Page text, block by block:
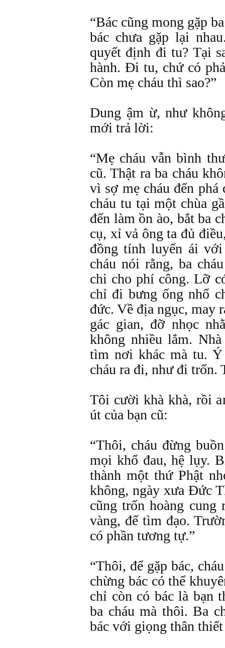
“Bác cũng mong gặp
bác chưa gặp lại
quyết định đi tu? Tại
hành. Ði tu, chứ có
Còn mẹ cháu thì sao?”
Dung ậm ừ, như
mới trả lời:
“Mẹ cháu vẫn bình
cũ. Thật ra ba cháu
vì sợ mẹ cháu đến
cháu tu tại một chùa
đến làm ồn ào, bắt ba
cụ, xỉ vả ông ta đủ
đồng tính luyến ái
cháu nói rằng, ba
chi cho phí công. Lỡ
chỉ đi bưng ống nhổ
đức. Về địa ngục, may
gác gian, đỡ nhọc
không nhiều lắm.
tìm nơi khác mà tu.
cháu ra đi, như đi trốn.
Tôi cười khà khà, rồi
út của bạn cũ:
“Thôi, cháu đừng
mọi khổ đau, hệ lụy.
thành một thứ Phật
không, ngày xưa Ðức
cũng trốn hoàng
vàng, để tìm đạo.
có phần tương tự.”
“Thôi, để gặp bác,
chừng bác có thể
chỉ còn có bác là bạn
ba cháu mà thôi. Ba
bác với giọng thân